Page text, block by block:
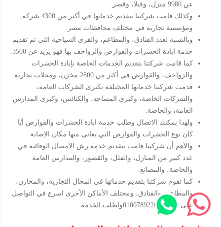
عن 9980 منزل، وفيلا، وقصر.
وكذلك قامت شركتنا بتقديم خدماتها في أكثر من 4300 شركة،
ومؤسسة تجارية في مختلف محافظات مصر.
وبالنسبة لعدد الفنادق، والمطاعم، والقرى السياحية التي تم تقديم
خدمة ابادة الحشرات والقوارض والزواحف بها فهو يزيد عن 3500.
كما قامت شركتنا بتقديم الخدمات الخاصة بإبادة الحشرات
والزواحف، والقوارض في أكثر من 2800 مخزن، ومحلات تجارية.
قدمت شركتنا خدماتها المختلفة بكبرى الشركات العامة،
والشركات الخاصة، وكبرى المساجد، والكنائس، وكبرى المدارس
العامة، والخاصة.
ولهذا يمكنك الاتصال وطلب خدمة ابادة الحشرات والقوارض أيًا
كان نوع الحشرات والقوارض التي يعاني منها مكان الإصابة.
والأهم أن شركتنا قامت بتقديم خدمة رش الأمصال الوقائية في
عدد كبير من المنازل، والفلل، والقصور، والمدارس العامة
والخاصة، والمصانع.
كما تقوم شركتنا بتقديم خدماتها في المحال التجارية، والمخازن،
والمطاعم، والفنادق، ومختلف الأماكن الأخرى اسرع في التواصل
على الرقم 01007892200واطلب الخدمة.